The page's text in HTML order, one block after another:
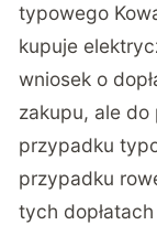
typowego
kupuje
wniosek o
zakupu, ale do
przypadku
przypadku
tych